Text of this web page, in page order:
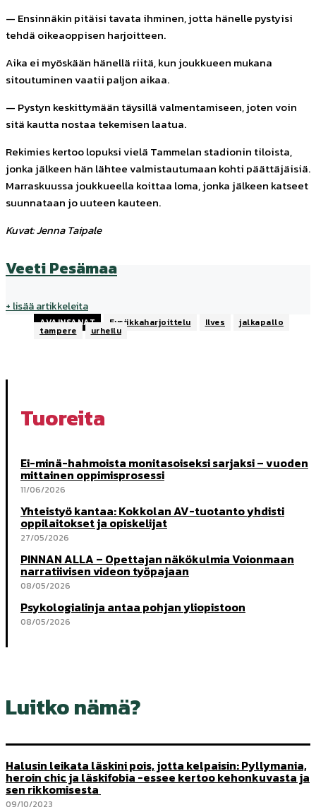
— Ensinnäkin pitäisi tavata ihminen, jotta hänelle pystyisi
tehdä oikeaoppisen harjoitteen.
Aika ei myöskään hänellä riitä, kun joukkueen mukana
sitoutuminen vaatii paljon aikaa.
— Pystyn keskittymään täysillä valmentamiseen, joten voin
sitä kautta nostaa tekemisen laatua.
Rekimies kertoo lopuksi vielä Tammelan stadionin tiloista,
jonka jälkeen hän lähtee valmistautumaan kohti päättäjäisiä.
Marraskuussa joukkueella koittaa loma, jonka jälkeen katseet
suunnataan jo uuteen kauteen.
Kuvat: Jenna Taipale
Veeti Pesämaa
+ lisää artikkeleita
AVAINSANAT Fysiikkaharjoittelu Ilves jalkapallo
tampere urheilu
Tuoreita
Ei-minä-hahmoista monitasoiseksi sarjaksi – vuoden
mittainen oppimisprosessi
11/06/2026
Yhteistyö kantaa: Kokkolan AV-tuotanto yhdisti
oppilaitokset ja opiskelijat
27/05/2026
PINNAN ALLA – Opettajan näkökulmia Voionmaan
narratiivisen videon työpajaan
08/05/2026
Psykologialinja antaa pohjan yliopistoon
08/05/2026
Luitko nämä?
Halusin leikata läskini pois, jotta kelpaisin: Pyllymania,
heroin chic ja läskifobia -essee kertoo kehonkuvasta ja
sen rikkomisesta
09/10/2023